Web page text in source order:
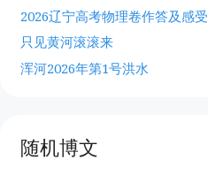
2026辽宁高考物理卷作答及感受
只见黄河滚滚来
浑河2026年第1号洪水
随机博文